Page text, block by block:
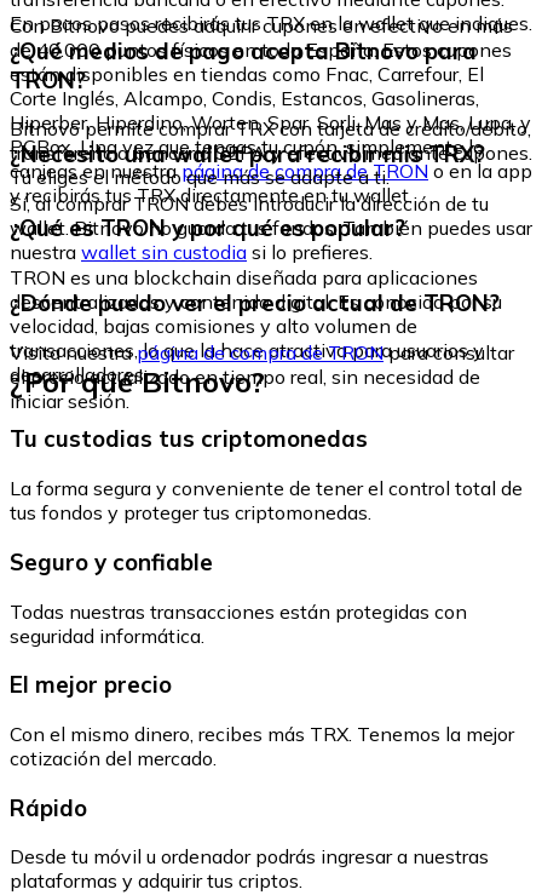
En pocos pasos recibirás tus TRX en la wallet que indiques.
Con Bitnovo puedes adquirir cupones en efectivo en más
de 40.000 puntos físicos en toda España. Estos cupones
están disponibles en tiendas como Fnac, Carrefour, El
Corte Inglés, Alcampo, Condis, Estancos, Gasolineras,
Hiperber, Hiperdino, Worten, Spar, Sorli, Mas y Mas, Lupa, y
PCBox. Una vez que tengas tu cupón, simplemente lo
canjeas en nuestrapágina de compra de TRON o en la app
y recibirás tus TRX directamente en tu wallet.
¿Qué medios de pago acepta Bitnovo para
TRON?
Bitnovo permite comprar TRX con tarjeta de crédito/débito,
transferencia bancaria SEPA y efectivo mediante cupones.
Tú eliges el método que más se adapte a ti.
¿Necesito una wallet para recibir mis TRX?
Sí, al comprar TRON debes introducir la dirección de tu
wallet. Bitnovo no guarda tus fondos. También puedes usar
nuestra wallet sin custodia si lo prefieres.
¿Qué es TRON y por qué es popular?
TRON es una blockchain diseñada para aplicaciones
descentralizadas y contenido digital. Es conocida por su
velocidad, bajas comisiones y alto volumen de
transacciones, lo que la hace atractiva para usuarios y
desarrolladores.
¿Dónde puedo ver el precio actual de TRON?
Visita nuestrapágina de compra de TRONpara consultar
el precio actualizado en tiempo real, sin necesidad de
iniciar sesión.
¿Por qué Bitnovo?
Tu custodias tus criptomonedas
La forma segura y conveniente de tener el control total de
tus fondos y proteger tus criptomonedas.
Seguro y confiable
Todas nuestras transacciones están protegidas con
seguridad informática.
El mejor precio
Con el mismo dinero, recibes más TRX. Tenemos la mejor
cotización del mercado.
Rápido
Desde tu móvil u ordenador podrás ingresar a nuestras
plataformas y adquirir tus criptos.